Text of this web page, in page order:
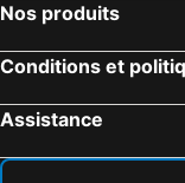
Nos produits
Conditions et
Assistance